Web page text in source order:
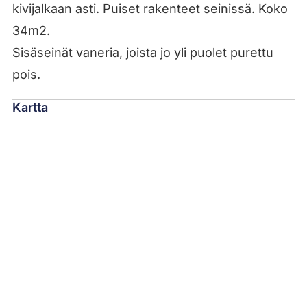
kivijalkaan asti. Puiset rakenteet seinissä. Koko
34m2.
Sisäseinät vaneria, joista jo yli puolet purettu
pois.
Kartta